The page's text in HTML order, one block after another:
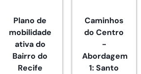
Plano de
mobilidade
ativa do
Bairro do
Recife
Caminhos
do Centro
-
Abordagem
1: Santo